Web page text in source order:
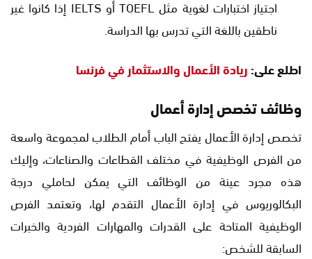
اجتياز اختبارات لغوية مثل TOEFL أو IELTS إذا كانوا غير
ناطقين باللغة التي تدرس بها الدراسة.
اطلع على:ريادة الأعمال والاستثمار في فرنسا
وظائف تخصص إدارة أعمال
تخصص إدارة الأعمال يفتح الباب أمام الطلاب لمجموعة واسعة
من الفرص الوظيفية في مختلف القطاعات والصناعات، وإليك
هذه مجرد عينة من الوظائف التي يمكن لحاملي درجة
البكالوريوس في إدارة الأعمال التقدم لها، وتعتمد الفرص
الوظيفية المتاحة على القدرات والمهارات الفردية والخبرات
السابقة للشخص: